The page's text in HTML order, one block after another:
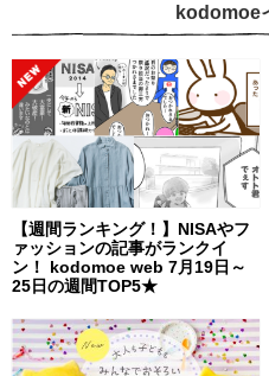
kodomoe
【週間ランキング！】NISAやフ
ァッションの記事がランクイ
ン！ kodomoe web 7月19日～
25日の週間TOP5★